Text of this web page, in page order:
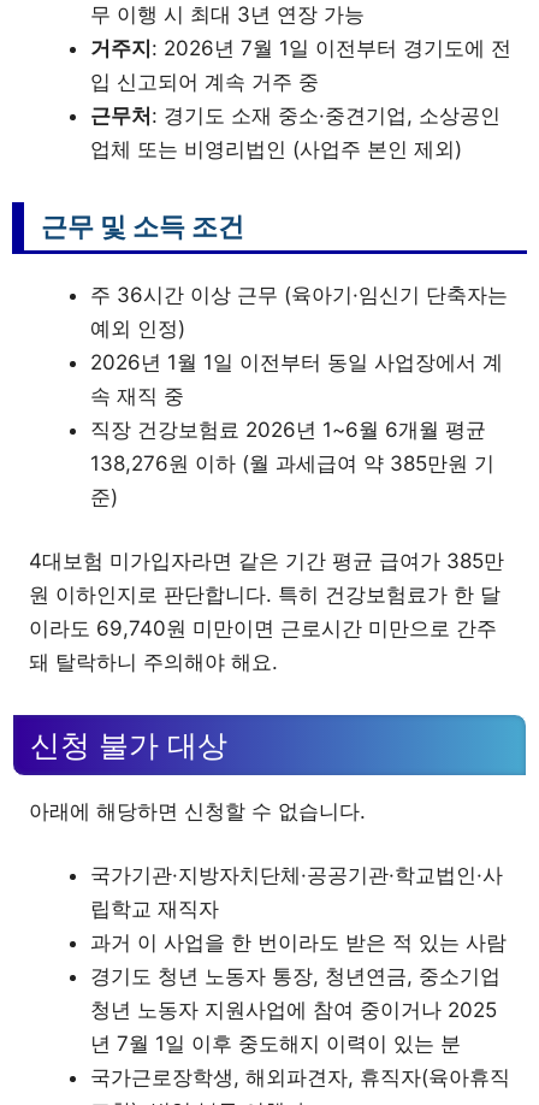
무 이행 시 최대 3년 연장 가능
거주지: 2026년 7월 1일 이전부터 경기도에 전
입 신고되어 계속 거주 중
근무처: 경기도 소재 중소·중견기업, 소상공인
업체 또는 비영리법인 (사업주 본인 제외)
근무 및 소득 조건
주 36시간 이상 근무 (육아기·임신기 단축자는
예외 인정)
2026년 1월 1일 이전부터 동일 사업장에서 계
속 재직 중
직장 건강보험료 2026년 1~6월 6개월 평균
138,276원 이하 (월 과세급여 약 385만원 기
준)
4대보험 미가입자라면 같은 기간 평균 급여가 385만
원 이하인지로 판단합니다. 특히 건강보험료가 한 달
이라도 69,740원 미만이면 근로시간 미만으로 간주
돼 탈락하니 주의해야 해요.
신청 불가 대상
아래에 해당하면 신청할 수 없습니다.
국가기관·지방자치단체·공공기관·학교법인·사
립학교 재직자
과거 이 사업을 한 번이라도 받은 적 있는 사람
경기도 청년 노동자 통장, 청년연금, 중소기업
청년 노동자 지원사업에 참여 중이거나 2025
년 7월 1일 이후 중도해지 이력이 있는 분
국가근로장학생, 해외파견자, 휴직자(육아휴직